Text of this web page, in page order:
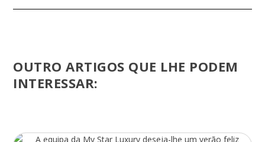
OUTRO ARTIGOS QUE LHE PODEM
INTERESSAR: